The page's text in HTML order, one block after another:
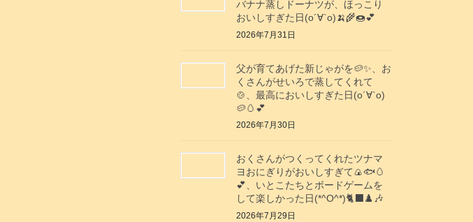
バナナ蒸しドーナツが、ほっこり
おいしすぎた日(о´∀`о)🍌🌾🍩💕
2026年7月31日
父が育てあげた新じゃがを🥔✨️、お
くさんがせいろで蒸してくれて
🍲、最高においしすぎた日(о´∀`о)
🥔🥚💕
2026年7月30日
おくさんがつくってくれたツナマ
ヨおにぎりがおいしすぎて🍙🐟️🥚
💕、いとこたちとボードゲームを
して楽しかった日(*^O^*)🐈‍⬛♟️🎶
2026年7月29日